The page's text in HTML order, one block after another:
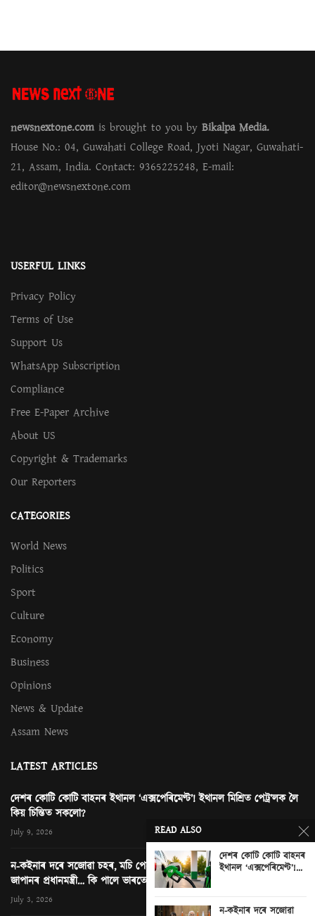
newsnextone.com is brought to you by Bikalpa Media.
House No.: 04, Guwahati College Road, Jyoti Nagar, Guwahati-
21, Assam, India. Contact: 9365225248, E-mail:
editor@newsnextone.com
USERFUL LINKS
Privacy Policy
Terms of Use
Support Us
WhatsApp Subscription
Compliance
Free E-Paper Archive
About US
Copyright & Trademarks
Our Reporters
CATEGORIES
World News
Politics
Sport
Culture
Economy
Business
Opinions
News & Update
Assam News
LATEST ARTICLES
দেশৰ কোটি কোটি বাহনৰ ইথানল ‘এক্সপেৰিমেণ্ট’! ইথানল মিশ্ৰিত পেট্ৰ’লক লৈ
কিয় চিন্তিত সকলো?
July 9, 2026
ন-কইনাৰ দৰে সজোৱা চহৰ, মচি পেলোৱা এখন ছবি আৰু নতুন দিল্লীত
জাপানৰ প্ৰধানমন্ত্ৰী… কি পালে ভাৰতে?
July 3, 2026
READ ALSO
দেশৰ কোটি কোটি বাহনৰ
ইথানল ‘এক্সপেৰিমেণ্ট’!...
ন-কইনাৰ দৰে সজোৱা